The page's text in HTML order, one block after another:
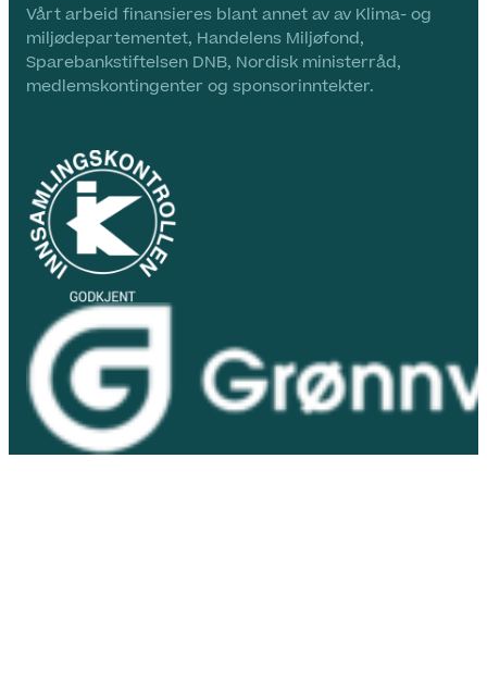
Vårt arbeid finansieres blant annet av av Klima- og
miljødepartementet, Handelens Miljøfond,
Sparebankstiftelsen DNB, Nordisk ministerråd,
medlemskontingenter og sponsorinntekter.